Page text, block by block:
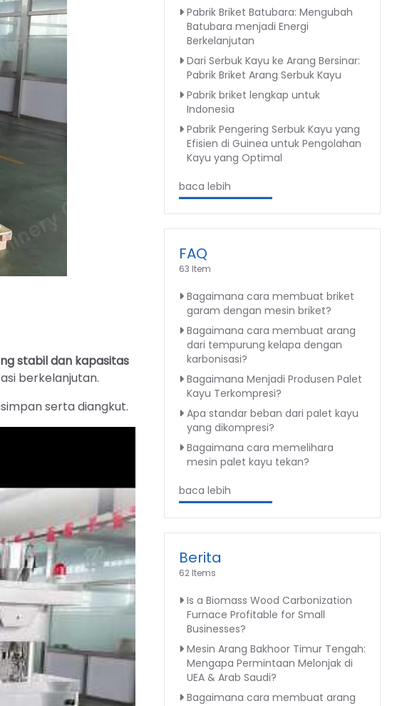
stabil dan kapasitas
berkelanjutan.
serta diangkut.
Pabrik Briket Batubara: Mengubah
Batubara menjadi Energi
Berkelanjutan
Dari Serbuk Kayu ke Arang Bersinar:
Pabrik Briket Arang Serbuk Kayu
Pabrik briket lengkap untuk
Indonesia
Pabrik Pengering Serbuk Kayu yang
Efisien di Guinea untuk Pengolahan
Kayu yang Optimal
baca lebih
FAQ
63 Item
Bagaimana cara membuat briket
garam dengan mesin briket?
Bagaimana cara membuat arang
dari tempurung kelapa dengan
karbonisasi?
Bagaimana Menjadi Produsen Palet
Kayu Terkompresi?
Apa standar beban dari palet kayu
yang dikompresi?
Bagaimana cara memelihara
mesin palet kayu tekan?
baca lebih
Berita
62 Items
Is a Biomass Wood Carbonization
Furnace Profitable for Small
Businesses?
Mesin Arang Bakhoor Timur Tengah:
Mengapa Permintaan Melonjak di
UEA & Arab Saudi?
Bagaimana cara membuat arang